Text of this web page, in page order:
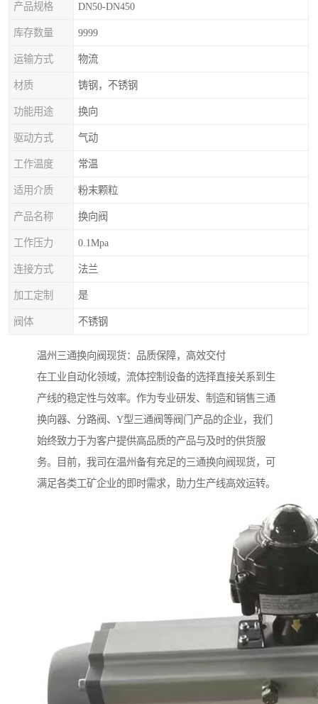
产品规格 DN50-DN450
库存数量 9999
运输方式 物流
材质 铸钢，不锈钢
功能用途 换向
驱动方式 气动
工作温度 常温
适用介质 粉末颗粒
产品名称 换向阀
工作压力 0.1Mpa
连接方式 法兰
加工定制 是
阀体 不锈钢
温州三通换向阀现货：品质保障，高效交付
在工业自动化领域，流体控制设备的选择直接关系到生
产线的稳定性与效率。作为专业研发、制造和销售三通
换向器、分路阀、Y型三通阀等阀门产品的企业，我们
始终致力于为客户提供高品质的产品与及时的供货服
务。目前，我司在温州备有充足的三通换向阀现货，可
满足各类工矿企业的即时需求，助力生产线高效运转。